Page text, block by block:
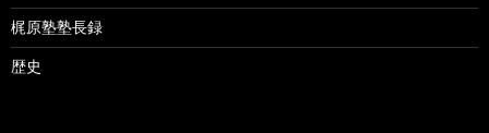
梶原塾塾長録
歴史